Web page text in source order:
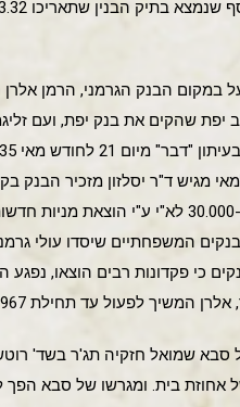
כבר ב-27 למאי מגיש ד"ר יסלזון
מ-10.000 לא"י ל-30.000 לא"י
עד תחילת 1967 ואז יצא לפירוק ונקנה ע"י בנק לאומי.